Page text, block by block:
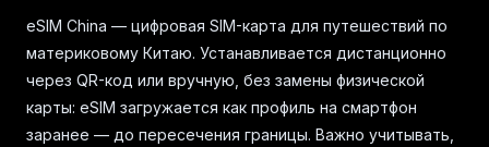
eSIM China — цифровая SIM-карта для путешествий по
материковому Китаю. Устанавливается дистанционно
через QR-код или вручную, без замены физической
карты: eSIM загружается как профиль на смартфон
заранее — до пересечения границы. Важно учитывать,